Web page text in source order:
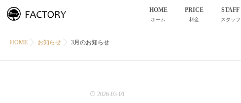
HOME
ホーム
PRICE
料金
STAFF
スタッフ
HOME お知らせ 3月のお知らせ
2026-03-01